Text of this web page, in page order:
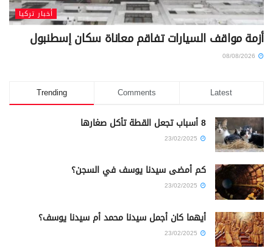
أخبار تركيا
أزمة مواقف السيارات تفاقم معاناة سكان إسطنبول
Trending Comments Latest
8 أسباب تجعل القطة تأكل صغارها
كم أمضى سيدنا يوسف في السجن؟
أيهما كان أجمل سيدنا محمد أم سيدنا يوسف؟